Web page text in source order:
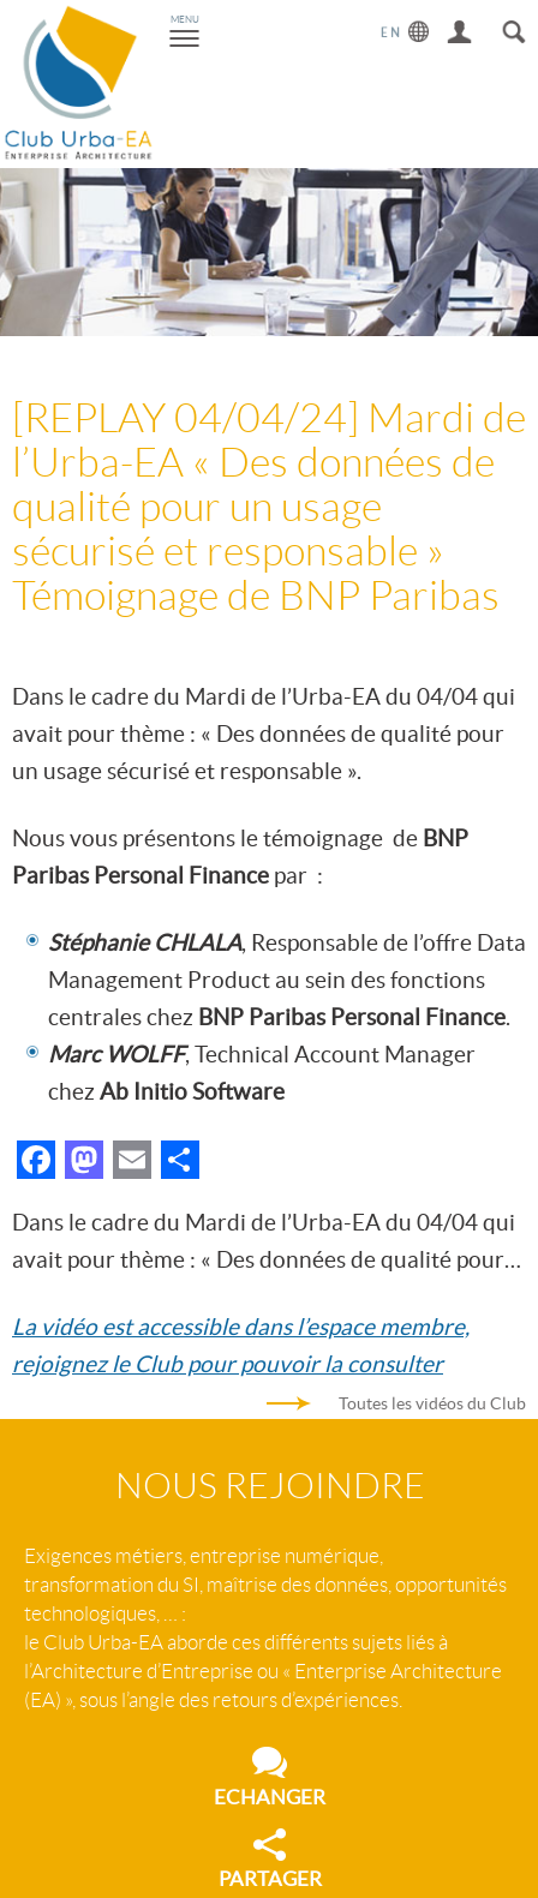
Toggle
navigation
MENU
[REPLAY 04/04/24] Mardi de
l’Urba-EA « Des données de
qualité pour un usage
sécurisé et responsable »
Témoignage de BNP Paribas
Dans le cadre du Mardi de l’Urba-EA du 04/04 qui
avait pour thème : « Des données de qualité pour
un usage sécurisé et responsable ».
Nous vous présentons le témoignage de BNP
Paribas Personal Finance par :
Stéphanie CHLALA, Responsable de l’offre Data
Management Product au sein des fonctions
centrales chez BNP Paribas Personal Finance.
Marc WOLFF, Technical Account Manager
chez Ab Initio Software
Facebook
Mastodon
Email
Dans le cadre du Mardi de l’Urba-EA du 04/04 qui
avait pour thème : « Des données de qualité pour…
La vidéo est accessible dans l’espace membre,
rejoignez le Club pour pouvoir la consulter
Toutes les vidéos du Club
NOUS REJOINDRE
Exigences métiers, entreprise numérique,
transformation du SI, maîtrise des données, opportunités
technologiques, … :
le Club Urba-EA aborde ces différents sujets liés à
l’Architecture d’Entreprise ou « Enterprise Architecture
(EA) », sous l’angle des retours d’expériences.
ECHANGER
PARTAGER